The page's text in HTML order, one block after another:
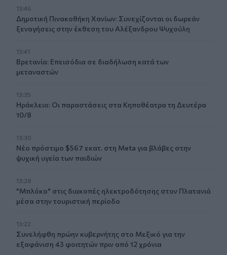
13:46
Δημοτική Πινακοθήκη Χανίων: Συνεχίζονται οι δωρεάν
ξεναγήσεις στην έκθεση του Αλέξανδρου Ψυχούλη
13:41
Βρετανία: Επεισόδια σε διαδήλωση κατά των
μεταναστών
13:35
Ηράκλειο: Οι παραστάσεις στα Κηποθέατρα τη Δευτέρα
10/8
13:30
Νέο πρόστιμο $567 εκατ. στη Meta για βλάβες στην
ψυχική υγεία των παιδιών
13:28
"Μπλόκο" στις διακοπές ηλεκτροδότησης στον Πλατανιά
μέσα στην τουριστική περίοδο
13:22
Συνελήφθη πρώην κυβερνήτης στο Μεξικό για την
εξαφάνιση 43 φοιτητών πριν από 12 χρόνια